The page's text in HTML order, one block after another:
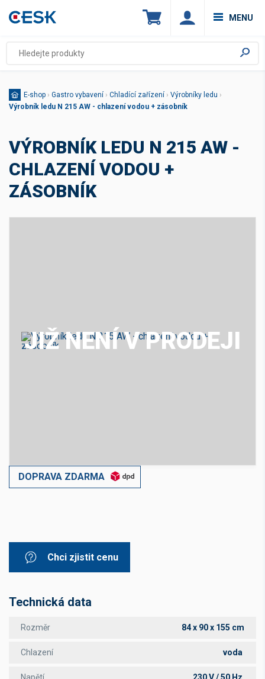
MENU
E-shop › Gastro vybavení › Chladící zařízení › Výrobníky ledu ›
Výrobník ledu N 215 AW - chlazení vodou + zásobník
VÝROBNÍK LEDU N 215 AW -
CHLAZENÍ VODOU +
ZÁSOBNÍK
JIŽ NENÍ V PRODEJI
DOPRAVA ZDARMA
Chci zjistit cenu
Technická data
Rozměr 84 x 90 x 155 cm
Chlazení voda